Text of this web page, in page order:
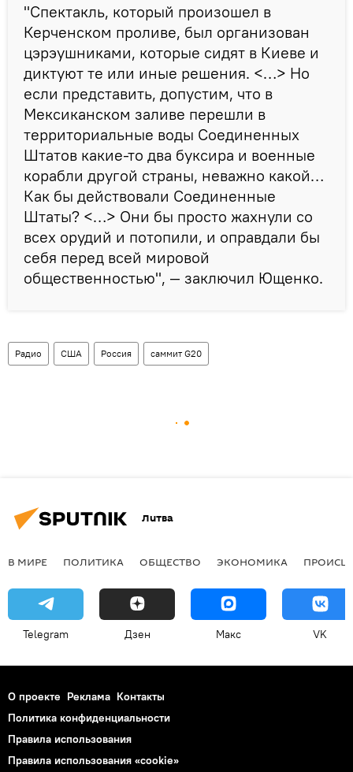
"Спектакль, который произошел в
Керченском проливе, был организован
цэрэушниками, которые сидят в Киеве и
диктуют те или иные решения. <…> Но
если представить, допустим, что в
Мексиканском заливе перешли в
территориальные воды Соединенных
Штатов какие-то два буксира и военные
корабли другой страны, неважно какой…
Как бы действовали Соединенные
Штаты? <…> Они бы просто жахнули со
всех орудий и потопили, и оправдали бы
себя перед всей мировой
общественностью", — заключил Ющенко.
Радио США Россия саммит G20
Литва
В МИРЕ ПОЛИТИКА ОБЩЕСТВО ЭКОНОМИКА
Telegram Дзен Макс VK
О проекте Реклама Контакты
Политика конфиденциальности
Правила использования
Правила использования «cookie»